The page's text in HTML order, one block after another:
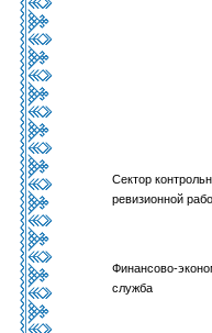
Сектор
ревизионной
Финансово-
служба